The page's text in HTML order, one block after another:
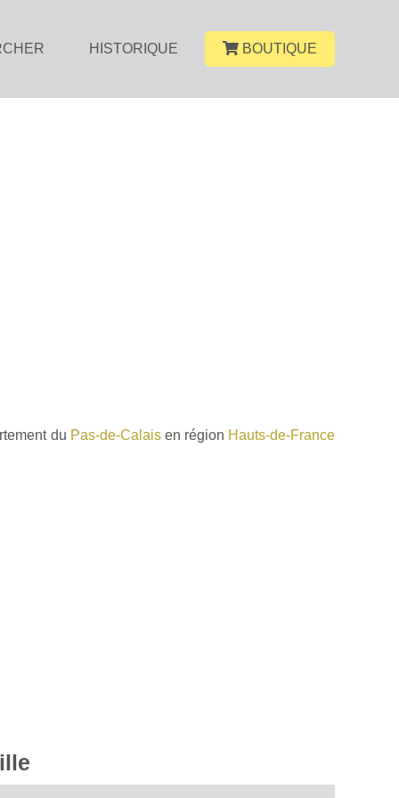
HISTORIQUE BOUTIQUE
du Pas-de-Calaisen région Hauts-de-France